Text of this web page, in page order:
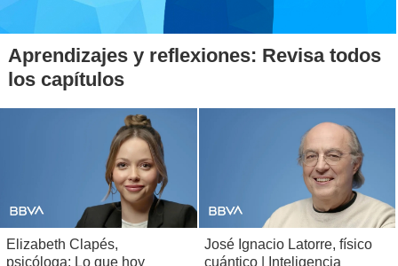
Aprendizajes y reflexiones: Revisa todos
los capítulos
Elizabeth Clapés,
psicóloga: Lo que hoy
José Ignacio Latorre, físico
cuántico | Inteligencia